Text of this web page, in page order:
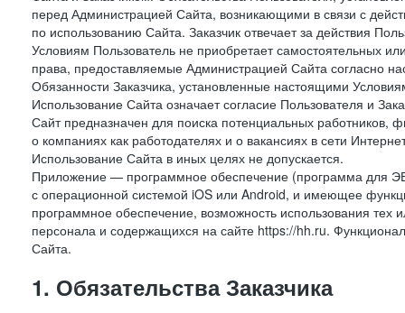
перед Администрацией Сайта, возникающими в связи с
по использованию Сайта. Заказчик отвечает за действия
Условиям Пользователь не приобретает самостоятельных
права, предоставляемые Администрацией Сайта согласно
Обязанности Заказчика, установленные настоящими
Использование Сайта означает согласие Пользователя и
Сайт предназначен для поиска потенциальных
о компаниях как работодателях и о вакансиях в сети
Использование Сайта в иных целях не допускается.
Приложение — программное обеспечение (программа для
с операционной системой iOS или Android, и имеющее
программное обеспечение, возможность использования
персонала и содержащихся на сайте https://hh.ru.
Сайта.
1. Обязательства Заказчика